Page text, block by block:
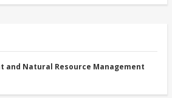
and Natural Resource Management